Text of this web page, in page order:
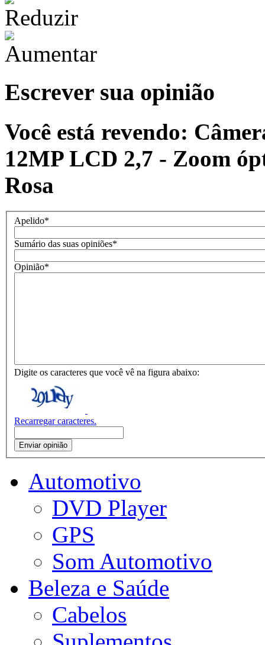
Escrever sua opinião
Você está revendo:
12MP LCD 2,7 - Zoom
Rosa
Apelido*
Sumário das suas opiniões*
Opinião*
Digite os caracteres que você vê na figura abaixo:
Recarregar caracteres.
Enviar opinião
Automotivo
DVD Player
GPS
Som Automotivo
Beleza e Saúde
Cabelos